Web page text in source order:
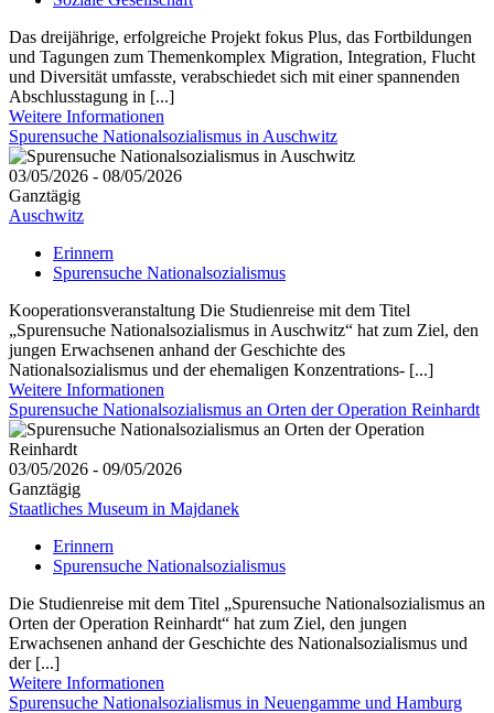
Das dreijährige, erfolgreiche Projekt fokus Plus, das Fortbildungen
und Tagungen zum Themenkomplex Migration, Integration, Flucht
und Diversität umfasste, verabschiedet sich mit einer spannenden
Abschlusstagung in [...]
Weitere Informationen
Spurensuche Nationalsozialismus in Auschwitz
03/05/2026 - 08/05/2026
Ganztägig
Auschwitz
Erinnern
Spurensuche Nationalsozialismus
Kooperationsveranstaltung Die Studienreise mit dem Titel
„Spurensuche Nationalsozialismus in Auschwitz“ hat zum Ziel, den
jungen Erwachsenen anhand der Geschichte des
Nationalsozialismus und der ehemaligen Konzentrations- [...]
Weitere Informationen
Spurensuche Nationalsozialismus an Orten der Operation Reinhardt
03/05/2026 - 09/05/2026
Ganztägig
Staatliches Museum in Majdanek
Erinnern
Spurensuche Nationalsozialismus
Die Studienreise mit dem Titel „Spurensuche Nationalsozialismus an
Orten der Operation Reinhardt“ hat zum Ziel, den jungen
Erwachsenen anhand der Geschichte des Nationalsozialismus und
der [...]
Weitere Informationen
Spurensuche Nationalsozialismus in Neuengamme und Hamburg